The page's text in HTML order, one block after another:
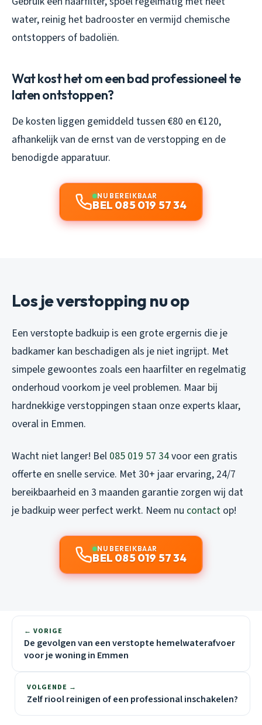
water, reinig het badrooster en vermijd chemische
ontstoppers of badoliën.
Wat kost het om een bad professioneel te
laten ontstoppen?
De kosten liggen gemiddeld tussen €80 en €120,
afhankelijk van de ernst van de verstopping en de
benodigde apparatuur.
NU BEREIKBAAR
BEL 085 019 57 34
Los je verstopping nu op
Een verstopte badkuip is een grote ergernis die je
badkamer kan beschadigen als je niet ingrijpt. Met
simpele gewoontes zoals een haarfilter en regelmatig
onderhoud voorkom je veel problemen. Maar bij
hardnekkige verstoppingen staan onze experts klaar,
overal in Emmen.
Wacht niet langer! Bel 085 019 57 34voor een gratis
offerte en snelle service. Met 30+ jaar ervaring, 24/7
bereikbaarheid en 3 maanden garantie zorgen wij dat
je badkuip weer perfect werkt. Neem nu contact op!
NU BEREIKBAAR
BEL 085 019 57 34
← VORIGE
De gevolgen van een verstopte hemelwaterafvoer
voor je woning in Emmen
VOLGENDE →
Zelf riool reinigen of een professional inschakelen?